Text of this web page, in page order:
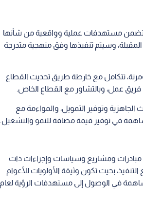
يتضمن مستهدفات عملية وواقعية من شأنها
وسيتم تنفيذها وفق منهجية متدرجة
ومرنة، تتكامل مع خارطة طريق تحديث القطاع
الجاهزية وتوفير التمويل، والمواءمة مع
في توفير قيمة مضافة للنمو والتشغيل.
مبادرات ومشاريع وسياسات وإجراءات ذات
بحيث تكون وثيقة الأولويات للأعوام
للمساهمة في الوصول إلى مستهدفات الرؤية لعام